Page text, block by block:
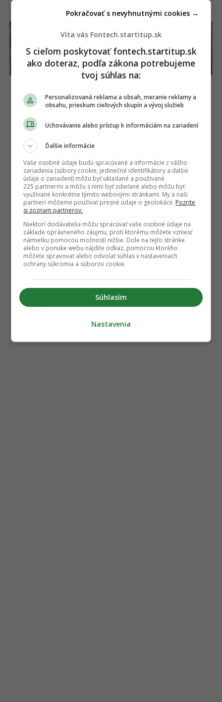
Do áut im po novom
posiela otravnú reklamu
„solárny múr“.
Megaprojekt má zastaviť
ekologickú pohromu
Víta vás Fontech.startitup.sk
S cieľom poskytovať fontech.startitup.sk
ako doteraz, podľa zákona potrebujeme
tvoj súhlas na:
Personalizovaná reklama a obsah, meranie reklamy a
obsahu, prieskum cieľových skupín a vývoj služieb
Uchovávanie alebo prístup k informáciám na zariadení
Ďalšie informácie
Vaše osobné údaje budú spracúvané a informácie z vášho
zariadenia (súbory cookie, jedinečné identifikátory a ďalšie
údaje o zariadení) môžu byť ukladané a používané
225 partnermi a môžu s nimi byť zdieľané alebo môžu byť
využívané konkrétne týmito webovými stránkami. My a naši
partneri môžeme používať presné údaje o geolokácii. Pozrite
si zoznam partnerov.
Niektorí dodávatelia môžu spracúvať vaše osobné údaje na
základe oprávneného záujmu, proti ktorému môžete vzniesť
námietku pomocou možností nižšie. Dole na tejto stránke
alebo v ponuke webu nájdite odkaz, pomocou ktorého
môžete spravovať alebo odvolať súhlas v nastaveniach
ochrany súkromia a súborov cookie.
Súhlasím
Pokračovať s nevyhnutnými cookies →
Nastavenia